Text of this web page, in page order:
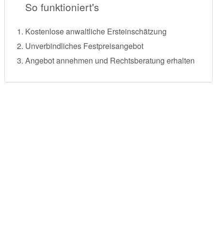
So funktioniert's
Kostenlose anwaltliche Ersteinschätzung
Unverbindliches Festpreisangebot
Angebot annehmen und Rechtsberatung erhalten